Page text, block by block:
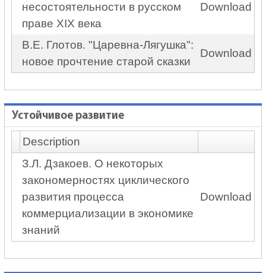
несостоятельности в русском
праве XIX века
Download
В.Е. Глотов. "Царевна-Лягушка":
новое прочтение старой сказки
Download
Устойчивое развитие
Description
З.Л. Дзакоев. О некоторых
закономерностях циклического
развития процесса
коммерциализации в экономике
знаний
Download